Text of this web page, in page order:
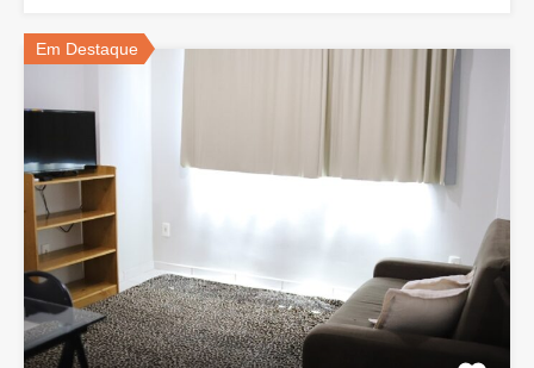
Em Destaque